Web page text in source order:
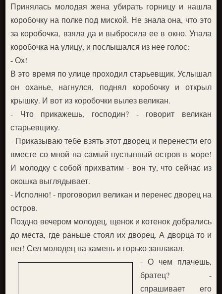
Принялась молодая жена убирать горницу и нашла
коробочку на полке под миской. Не знала она, что это
за коробочка, взяла да и выбросила ее в окно. Упала
коробочка на улицу, и послышался из нее голос:
- Ох!
В это время по улице проходил старьевщик. Услышал
он оханье, нагнулся, поднял коробочку и открыл
крышку. И вот из коробочки вылез великан.
- Что прикажешь, господин? - говорит великан
старьевщику.
- Приказываю тебе взять этот дворец и перенести его
вместе со мной на самый пустынный остров в море!
И молодку с собой прихватим - вон ту, что сейчас из
окошка выглядывает.
- Исполню! - проговорил великан и перенес дворец на
остров.
Поздно вечером молодец, щенок и котенок добрались
до места, где раньше стоял их дворец. А дворца-то и
нет! Сел молодец на камень и горько заплакал.
- О чем плачешь,
братец? -
спрашивает его